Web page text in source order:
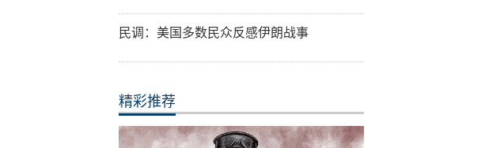
民调：美国多数民众反感伊朗战事
精彩推荐